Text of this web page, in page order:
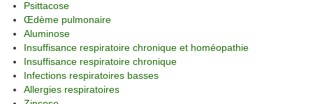
Psittacose
Œdème pulmonaire
Aluminose
Insuffisance respiratoire chronique et homéopathie
Insuffisance respiratoire chronique
Infections respiratoires basses
Allergies respiratoires